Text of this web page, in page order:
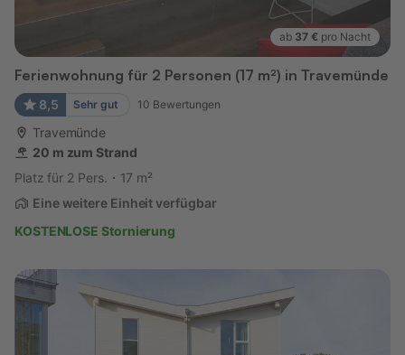
ab 37 € pro Nacht
Ferienwohnung für 2 Personen (17 m²) in Travemünde
8,5 Sehr gut 10 Bewertungen
Travemünde
20 m zum Strand
Platz für 2 Pers.
17 m²
Eine weitere Einheit verfügbar
KOSTENLOSE Stornierung